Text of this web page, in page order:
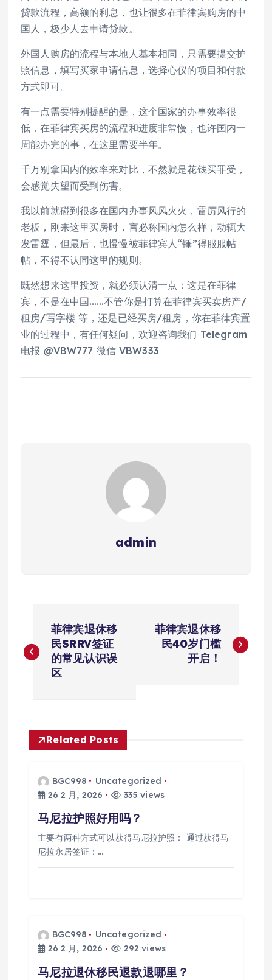
贷款流程，高额的利息，也让很多在菲律宾购房的中
国人，极少人去申请贷款。
外国人购房的流程与本地人基本相同，只需要提交护
照信息，填写买家申请信息，选择心仪的项目和付款
方式即可。
有一点需要特别提醒的是，这个国家的办事效率很
低，在菲律宾买房的流程和进度非常慢，也许国内一
周能办完的事，在这里需要半年。
千万别拿国内的效率来对比，不然就是花钱买罪受，
会感觉失望而受到伤害。
我以前就碰到很多在国内办事风风火火，雷厉风行的
老板，刚来这里买房时，言必称国内怎么样，动辄大
发雷霆，但最后，也慢慢被菲律宾人“锤”得服服帖
帖，不得不认同这里的规则。
既然想来这里投资，就必须认清一点：这是在菲律
宾，不是在中国……不管你是打算在菲律宾买卖房产/
租房/写字楼 等，还是已经买房/租房，你在菲律宾置
业的过程中，有任何疑问，欢迎咨询我们 Telegram
电报 @VBW777 微信 VBW333
admin
章
菲律宾退休移
民SRRV签证
的常见认识误
区
菲律宾退休移
民40岁门槛
开启！
Related Posts
BGC998
Uncategorized
26 2 月, 2026
335 views
马尼拉护照好用吗？
主要有两种方式可以获得马尼拉护照： 通过获得马
尼拉永居签证：…
BGC998
Uncategorized
26 2 月, 2026
292 views
马尼拉退休移民退款退哪里？